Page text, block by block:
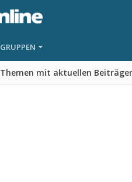
Themen mit aktuellen
GRUPPEN